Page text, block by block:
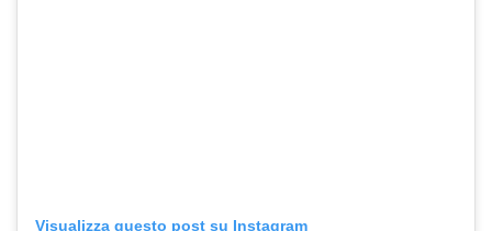
Visualizza questo post su Instagram